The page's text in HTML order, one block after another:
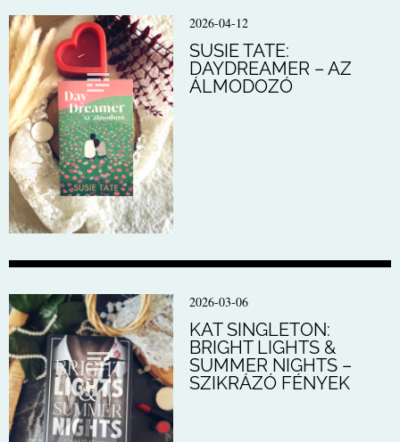
2026-04-12
SUSIE TATE:
DAYDREAMER – AZ
ÁLMODOZÓ
2026-03-06
KAT SINGLETON:
BRIGHT LIGHTS &
SUMMER NIGHTS –
SZIKRÁZÓ FÉNYEK